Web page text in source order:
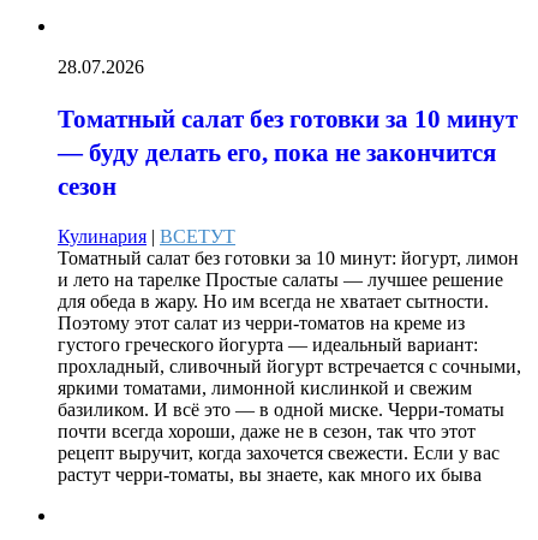
28.07.2026
Томатный салат без готовки за 10 минут
— буду делать его, пока не закончится
сезон
Кулинария | ВСЕТУТ
Томатный салат без готовки за 10 минут: йогурт, лимон
и лето на тарелке Простые салаты — лучшее решение
для обеда в жару. Но им всегда не хватает сытности.
Поэтому этот салат из черри-томатов на креме из
густого греческого йогурта — идеальный вариант:
прохладный, сливочный йогурт встречается с сочными,
яркими томатами, лимонной кислинкой и свежим
базиликом. И всё это — в одной миске. Черри-томаты
почти всегда хороши, даже не в сезон, так что этот
рецепт выручит, когда захочется свежести. Если у вас
растут черри-томаты, вы знаете, как много их быва